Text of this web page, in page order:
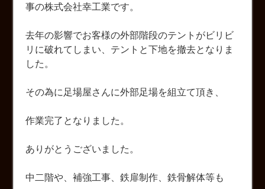
事の株式会社幸工業です。
去年の影響でお客様の外部階段のテントがビリビ
リに破れてしまい、テントと下地を撤去となりま
した。
その為に足場屋さんに外部足場を組立て頂き、
作業完了となりました。
ありがとうございました。
中二階や、補強工事、鉄扉制作、鉄骨解体等も